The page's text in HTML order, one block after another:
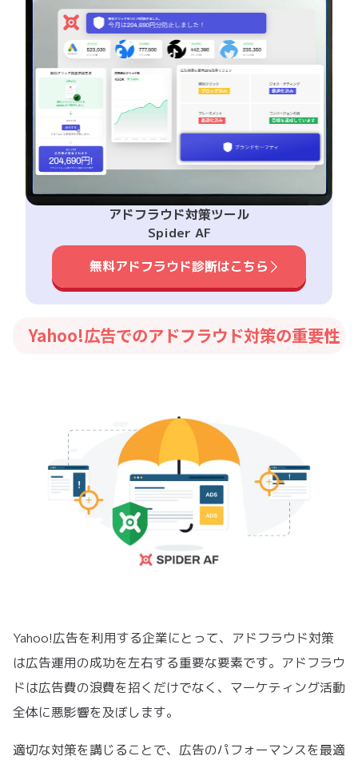
アドフラウド対策ツール
Spider AF
無料アドフラウド診断はこちら
Yahoo!広告でのアドフラウド対策の重要性
Yahoo!広告を利用する企業にとって、アドフラウド対策
は広告運用の成功を左右する重要な要素です。アドフラウ
ドは広告費の浪費を招くだけでなく、マーケティング活動
全体に悪影響を及ぼします。
適切な対策を講じることで、広告のパフォーマンスを最適